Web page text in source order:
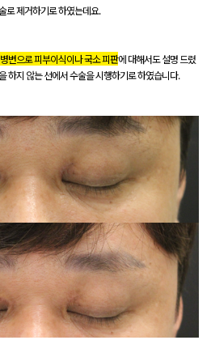
로 제거하기로 하였는데요.
변으로 피부이식이나 국소 피판에 대해서도 설명 드렸
하지 않는 선에서 수술을 시행하기로 하였습니다.